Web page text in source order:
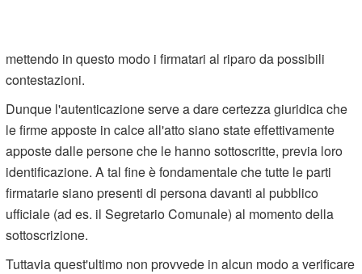
mettendo in questo modo i firmatari al riparo da possibili
contestazioni.
Dunque l'autenticazione serve a dare certezza giuridica che
le firme apposte in calce all'atto siano state effettivamente
apposte dalle persone che le hanno sottoscritte, previa loro
identificazione. A tal fine è fondamentale che tutte le parti
firmatarie siano presenti di persona davanti al pubblico
ufficiale (ad es. il Segretario Comunale) al momento della
sottoscrizione.
Tuttavia quest'ultimo non provvede in alcun modo a verificare